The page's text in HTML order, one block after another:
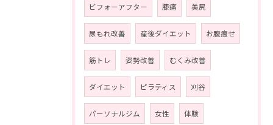
ビフォーアフター 膝痛 美尻
尿もれ改善 産後ダイエット お腹痩せ
筋トレ 姿勢改善 むくみ改善
ダイエット ピラティス 刈谷
パーソナルジム 女性 体験